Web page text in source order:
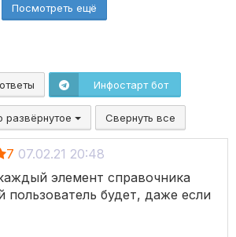
Посмотреть ещё
Инфостарт бот
развёрнутое Свернуть все
7 07.02.21 20:48
элемент справочника
будет, даже если